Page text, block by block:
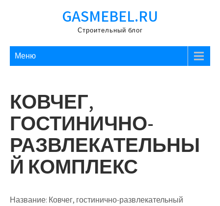
GASMEBEL.RU
Строительный блог
Меню
КОВЧЕГ,
ГОСТИНИЧНО-
РАЗВЛЕКАТЕЛЬНЫ
Й КОМПЛЕКС
Название: Ковчег, гостинично-развлекательный